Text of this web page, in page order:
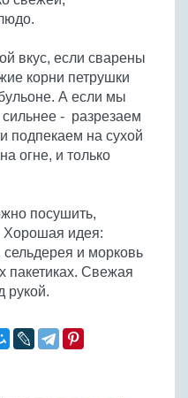
вкус, если сварены
корни петрушки
А если мы
- разрезаем
подпекаем на сухой
огне, и только
посушить,
Хорошая идея:
сельдерея и морковь
пакетиках. Свежая
рукой.